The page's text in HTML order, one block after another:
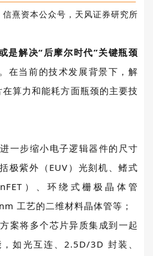
、信熹资本公众号，天风证券研究所
是解决“后摩尔时代”关键瓶颈
。在当前的技术发展背景下，解
在算力和能耗方面瓶颈的主要技
一步缩小电子逻辑器件的尺寸
极紫外（ EUV ）光刻机、鳍式
）、环绕式栅极晶体管
工艺的二维材料晶体管等；
案将多个芯片异质集成到一起
如光互连、 2.5D/3D 封装、